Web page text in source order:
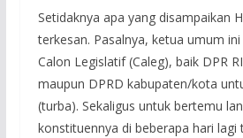
Setidaknya apa yang disampaikan
terkesan. Pasalnya, ketua umum
Calon Legislatif (Caleg), baik DPR
maupun DPRD kabupaten/kota
(turba). Sekaligus untuk bertemu
konstituennya di beberapa hari lagi